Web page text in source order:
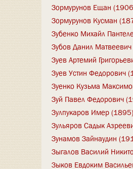
Зормурунов Ещан
Зормурунов Кусман
Зубенко Михайл
Зубов Данил
Зуев Артемий
Зуев Устин Федорович
Зуенко Кузьма
Зуй Павел Федорович
Зулпукаров Имер (1895)
Зульяров Садык
Зунамов Зайнаудин
Зыгалов Василий
Зыков Евдоким